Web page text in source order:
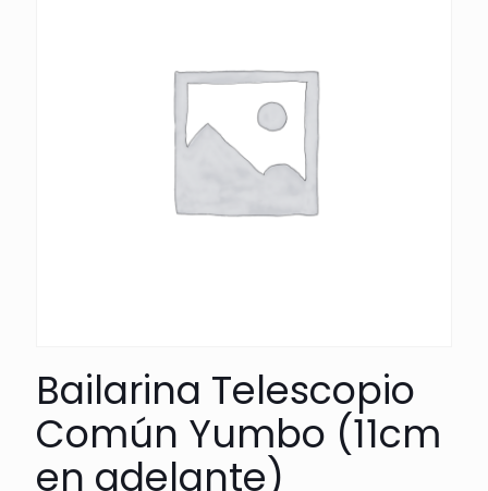
Bailarina Telescopio
Común Yumbo (11cm
en adelante)